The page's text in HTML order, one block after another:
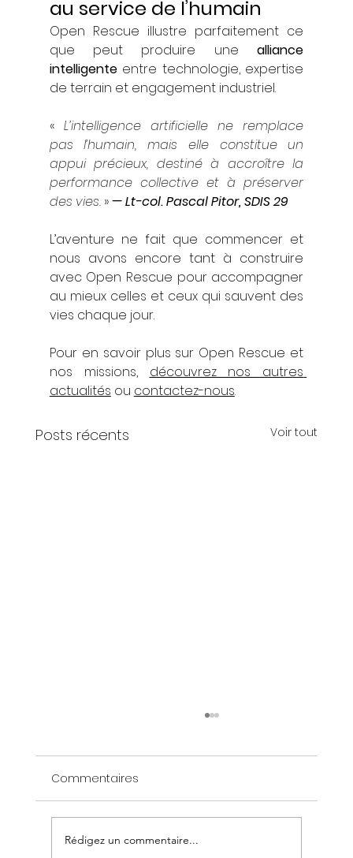
au service de l’humain
Open Rescue illustre parfaitement ce
que peut produire une alliance
intelligente entre technologie, expertise
de terrain et engagement industriel.
« L’intelligence artificielle ne remplace
pas l’humain, mais elle constitue un
appui précieux, destiné à accroître la
performance collective et à préserver
des vies. » — Lt-col. Pascal Pitor, SDIS 29
L’aventure ne fait que commencer et
nous avons encore tant à construire
avec Open Rescue pour accompagner
au mieux celles et ceux qui sauvent des
vies chaque jour.
Pour en savoir plus sur Open Rescue et
nos missions, découvrez nos autres
actualités ou contactez-nous.
Posts récents Voir tout
Commentaires
Rédigez un commentaire...